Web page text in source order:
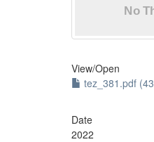
View/Open
tez_381.pdf
Date
2022